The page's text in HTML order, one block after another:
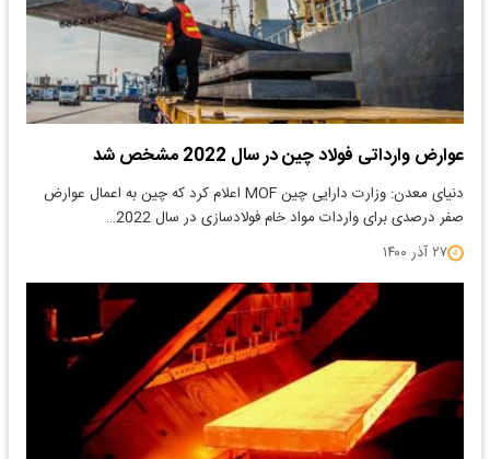
عوارض وارداتی فولاد چین در سال 2022 مشخص شد
دنیای معدن: وزارت دارایی چین MOF اعلام کرد که چین به اعمال عوارض
صفر درصدی برای واردات مواد خام فولادسازی در سال 2022…
۲۷ آذر ۱۴۰۰